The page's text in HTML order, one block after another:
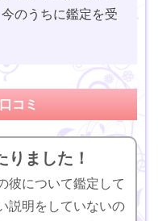
のうちに鑑定を受
コミ
りました！
彼について鑑定して
説明をしていないの